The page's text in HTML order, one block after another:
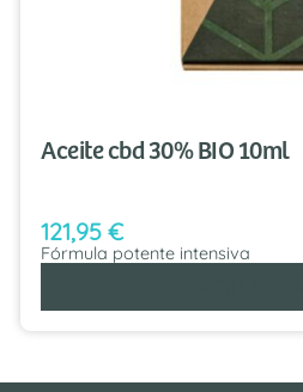
Aceite cbd 30% BIO 10ml
121,95 €
Fórmula potente intensiva